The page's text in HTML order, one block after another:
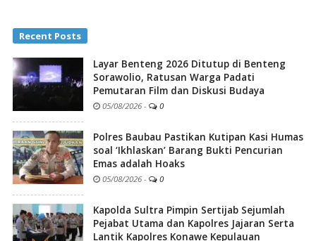
Recent Posts
Layar Benteng 2026 Ditutup di Benteng
Sorawolio, Ratusan Warga Padati
Pemutaran Film dan Diskusi Budaya
05/08/2026 - 0
Polres Baubau Pastikan Kutipan Kasi Humas
soal ‘Ikhlaskan’ Barang Bukti Pencurian
Emas adalah Hoaks
05/08/2026 - 0
Kapolda Sultra Pimpin Sertijab Sejumlah
Pejabat Utama dan Kapolres Jajaran Serta
Lantik Kapolres Konawe Kepulauan